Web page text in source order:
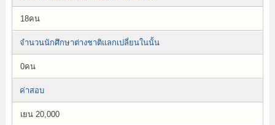
18คน
จำนวนนักศึกษาต่างชาติแลกเปลี่ยนในนั้น
0คน
ค่าสอบ
เยน 20,000